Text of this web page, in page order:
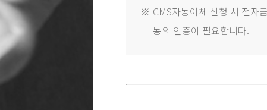
※ CMS자동이체 신청 시 전자
동의 인증이 필요합니다.